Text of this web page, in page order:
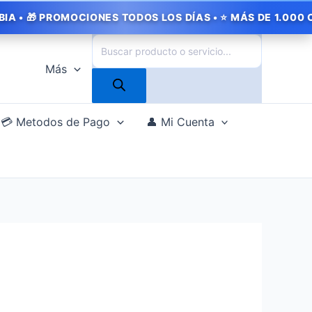
TODOS LOS DÍAS • ⭐ MÁS DE 1.000
Más
Búsqueda
de
productos
💳 Metodos de Pago 👤 Mi Cuenta